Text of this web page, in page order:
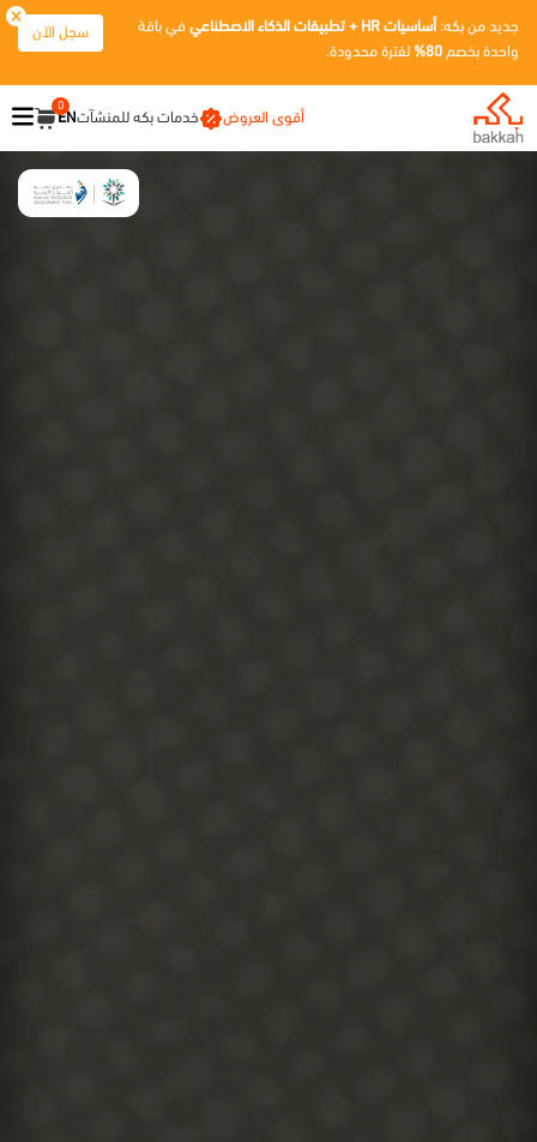
جديد من بكه: أساسيات HR + تطبيقات الذكاء الاصطناعي
في باقة
واحدة بخصم 80% لفترة محدودة.
سجل الآن
أقوى العروض خدمات بكه للمنشآتEN
0